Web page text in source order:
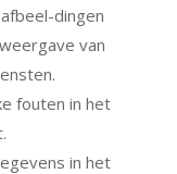
dingen
van
fouten in het
in het